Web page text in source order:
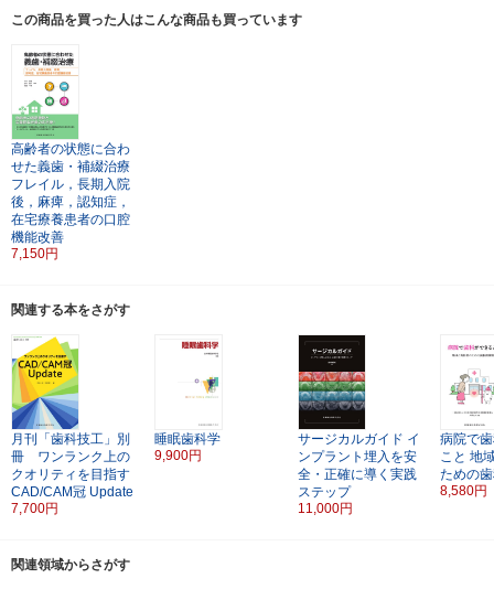
この商品を買った人はこんな商品も買っています
高齢者の状態に合わ
せた義歯・補綴治療
フレイル，長期入院
後，麻痺，認知症，
在宅療養患者の口腔
機能改善
7,150円
関連する本をさがす
月刊「歯科技工」別
冊 ワンランク上の
クオリティを目指す
CAD/CAM冠 Update
7,700円
睡眠歯科学
9,900円
サージカルガイド イ
ンプラント埋入を安
全・正確に導く実践
ステップ
11,000円
病院で
こと 地
ための
8,580円
関連領域からさがす